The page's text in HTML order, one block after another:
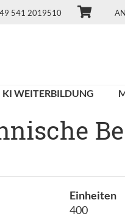
541 2019510
KI WEITERBILDUNG
Einheiten
400